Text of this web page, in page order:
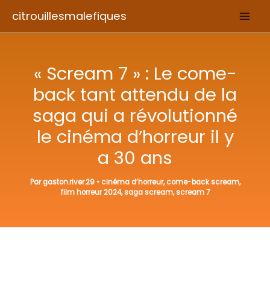
citrouillesmalefiques
« Scream 7 » : Le come-
back tant attendu de la
saga qui a révolutionné
le cinéma d’horreur il y
a 30 ans
Pargaston.river.29 • cinéma d’horreur,come-back scream,
film horreur 2024,saga scream,scream 7